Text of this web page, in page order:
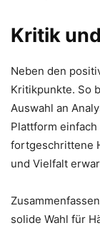
Kritik
Neben den
Kritikpunkte. So
Auswahl an
Plattform
fortgeschrittene
und Vielfalt
solide Wahl für